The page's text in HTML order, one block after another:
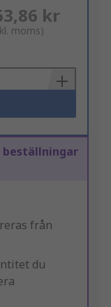
kr
moms)
beställningar
från
du